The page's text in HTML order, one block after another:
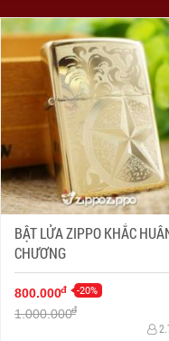
BẬT LỬA ZIPPO KHẮC
CHƯƠNG
800.000đ -20%
1.000.000đ